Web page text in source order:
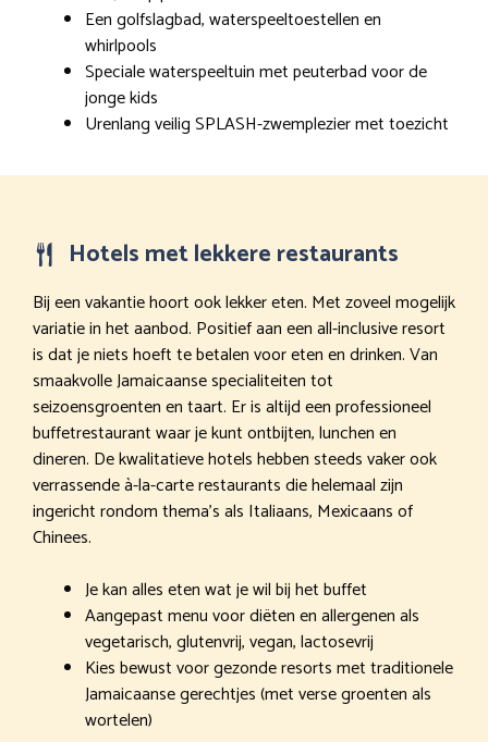
Een golfslagbad, waterspeeltoestellen en
whirlpools
Speciale waterspeeltuin met peuterbad voor de
jonge kids
Urenlang veilig SPLASH-zwemplezier met toezicht
Hotels met lekkere restaurants
Bij een vakantie hoort ook lekker eten. Met zoveel mogelijk
variatie in het aanbod. Positief aan een all-inclusive resort
is dat je niets hoeft te betalen voor eten en drinken. Van
smaakvolle Jamaicaanse specialiteiten tot
seizoensgroenten en taart. Er is altijd een professioneel
buffetrestaurant waar je kunt ontbijten, lunchen en
dineren. De kwalitatieve hotels hebben steeds vaker ook
verrassende à-la-carte restaurants die helemaal zijn
ingericht rondom thema’s als Italiaans, Mexicaans of
Chinees.
Je kan alles eten wat je wil bij het buffet
Aangepast menu voor diëten en allergenen als
vegetarisch, glutenvrij, vegan, lactosevrij
Kies bewust voor gezonde resorts met traditionele
Jamaicaanse gerechtjes (met verse groenten als
wortelen)